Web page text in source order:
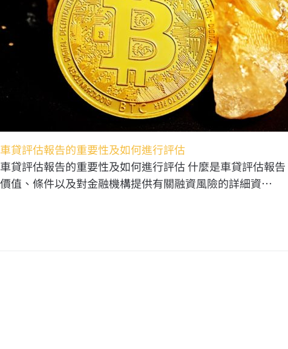
車貸評估報告的重要性及如何進行評估
車貸評估報告的重要性及如何進行評估 什麼是車貸評估報
價值、條件以及對金融機構提供有關融資風險的詳細資…